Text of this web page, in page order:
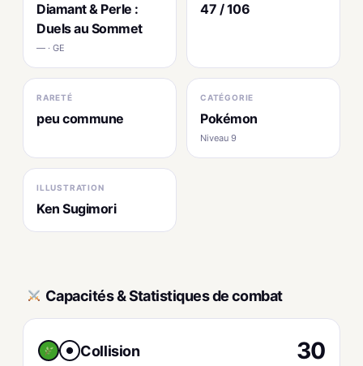
Diamant & Perle :
Duels au Sommet
— · GE
47 / 106
RARETÉ
peu commune
CATÉGORIE
Pokémon
Niveau 9
ILLUSTRATION
Ken Sugimori
Capacités & Statistiques de combat
● Collision 30